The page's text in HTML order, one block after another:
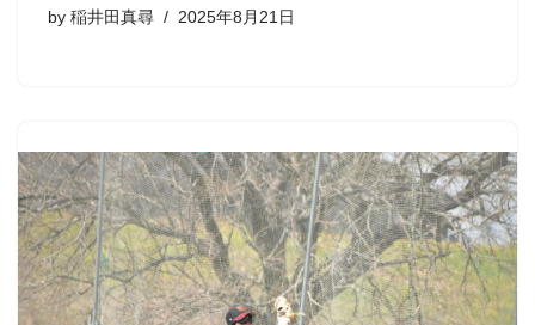
by 稲井田真尋 2025年8月21日